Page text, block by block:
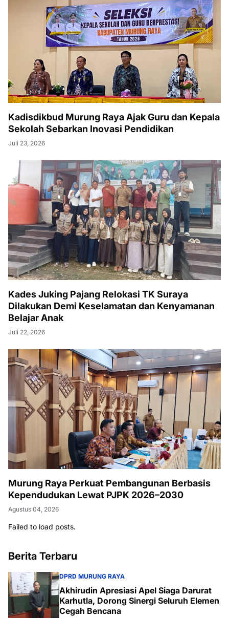
Kadisdikbud Murung Raya Ajak Guru dan Kepala
Sekolah Sebarkan Inovasi Pendidikan
Juli 23, 2026
Kades Juking Pajang Relokasi TK Suraya
Dilakukan Demi Keselamatan dan Kenyamanan
Belajar Anak
Juli 22, 2026
Murung Raya Perkuat Pembangunan Berbasis
Kependudukan Lewat PJPK 2026–2030
Agustus 04, 2026
Failed to load posts.
Berita Terbaru
DPRD MURUNG RAYA
Akhirudin Apresiasi Apel Siaga Darurat
Karhutla, Dorong Sinergi Seluruh Elemen
Cegah Bencana